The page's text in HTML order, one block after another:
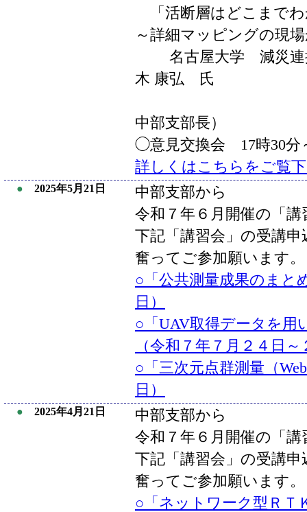
「活断層はどこまで
～詳細マッピングの現
名古屋大学 減災
木 康弘 氏
中部支部長）
◯意見交換会 17時30分
詳しくはこちらをご覧
● 2025年5月21日
中部支部から
令和７年６月開催の「
下記「講習会」の受講
奮ってご参加願います。
○「公共測量成果のまと
日）
○「UAV取得データを用
（令和７年７月２４日
○「三次元点群測量（
日）
● 2025年4月21日
中部支部から
令和７年６月開催の「
下記「講習会」の受講
奮ってご参加願います。
○「ネットワーク型ＲＴ